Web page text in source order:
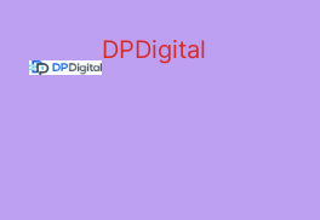
DPDigital